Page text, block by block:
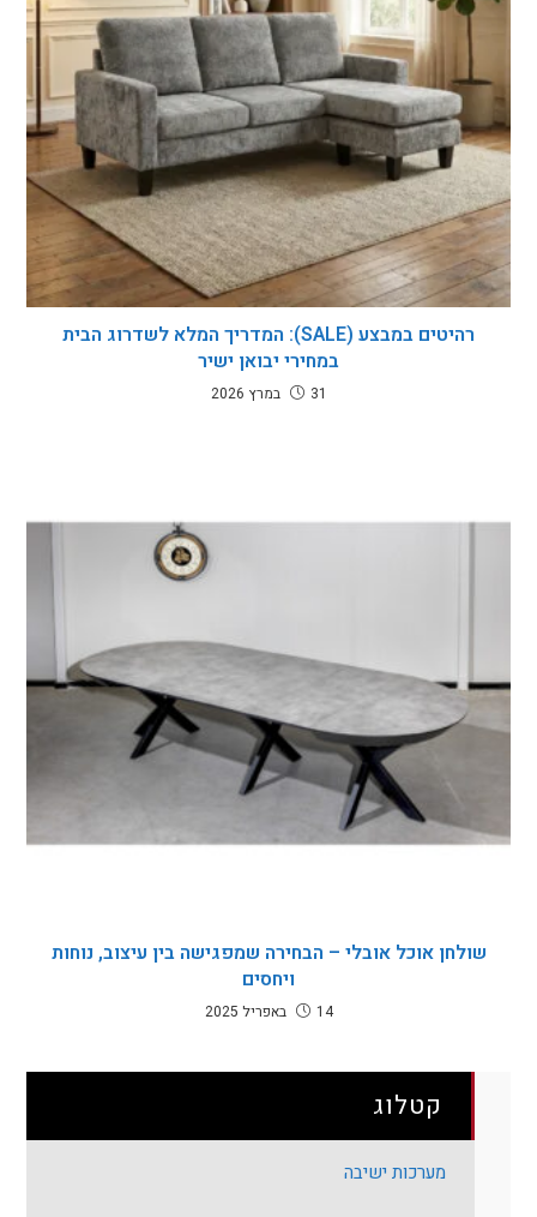
רהיטים במבצע (SALE): המדריך המלא לשדרוג הבית
במחירי יבואן ישיר
31 במרץ 2026
שולחן אוכל אובלי – הבחירה שמפגישה בין עיצוב, נוחות
ויחסים
14 באפריל 2025
קטלוג
מערכות ישיבה